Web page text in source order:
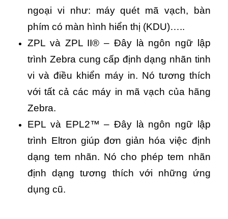
ngoại vi như: máy quét mã vạch, bàn
phím có màn hình hiển thị (KDU)…..
ZPL và ZPL II® – Đây là ngôn ngữ lập
trình Zebra cung cấp định dạng nhãn tinh
vi và điều khiển máy in. Nó tương thích
với tất cả các máy in mã vạch của hãng
Zebra.
EPL và EPL2™ – Đây là ngôn ngữ lập
trình Eltron giúp đơn giản hóa việc định
dạng tem nhãn. Nó cho phép tem nhãn
định dạng tương thích với những ứng
dụng cũ.